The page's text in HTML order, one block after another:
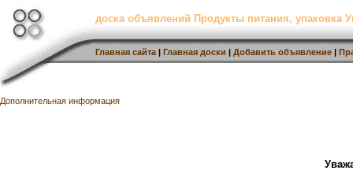
доска объявлений Продукты питания, упаковка
Главная сайта | Главная доски | Добавить объявление |
Дополнительная информация